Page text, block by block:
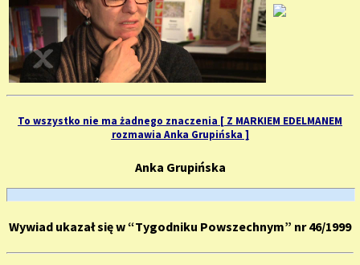
To wszystko nie ma żadnego znaczenia [ Z MARKIEM EDELMANEM
rozmawia Anka Grupińska ]
Anka Grupińska
Wywiad ukazał się w “Tygodniku Powszechnym” nr 46/1999